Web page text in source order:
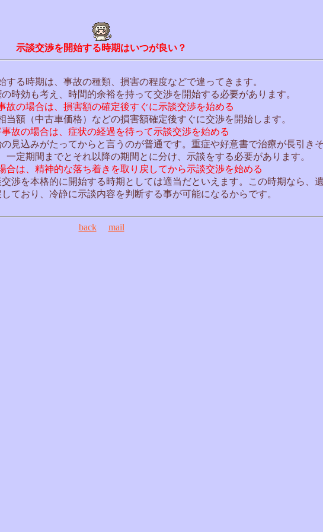
示談交渉を開始する時期はいつが良い？
する時期は、事故の種類、損害の程度などで違ってきます。
時効も考え、時間的余裕を持って交渉を開始する必要があります。
故の場合は、損害額の確定後すぐに示談交渉を始める
当額（中古車価格）などの損害額確定後すぐに交渉を開始します。
事故の場合は、症状の経過を待って示談交渉を始める
見込みがたってからと言うのが普通です。重症や好意書で治療が長引き
一定期間までとそれ以降の期間とに分け、示談をする必要があります。
合は、精神的な落ち着きを取り戻してから示談交渉を始める
渉を本格的に開始する時期としては適当だといえます。この時期なら、
ており、冷静に示談内容を判断する事が可能になるからです。
back mail